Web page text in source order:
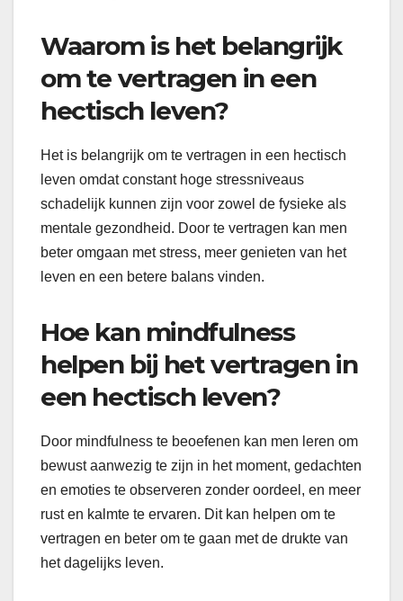
Waarom is het belangrijk
om te vertragen in een
hectisch leven?
Het is belangrijk om te vertragen in een hectisch
leven omdat constant hoge stressniveaus
schadelijk kunnen zijn voor zowel de fysieke als
mentale gezondheid. Door te vertragen kan men
beter omgaan met stress, meer genieten van het
leven en een betere balans vinden.
Hoe kan mindfulness
helpen bij het vertragen in
een hectisch leven?
Door mindfulness te beoefenen kan men leren om
bewust aanwezig te zijn in het moment, gedachten
en emoties te observeren zonder oordeel, en meer
rust en kalmte te ervaren. Dit kan helpen om te
vertragen en beter om te gaan met de drukte van
het dagelijks leven.